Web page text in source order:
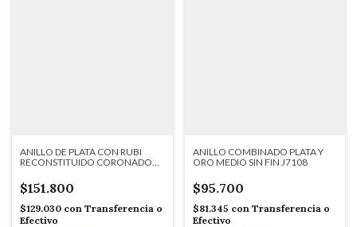
ANILLO DE PLATA CON RUBI
RECONSTITUIDO CORONADO
$151.800
$129.030 con Transferencia o
Efectivo
ANILLO COMBINADO PLATA Y
ORO MEDIO SIN FIN J7108
$95.700
$81.345 con Transferencia o
Efectivo